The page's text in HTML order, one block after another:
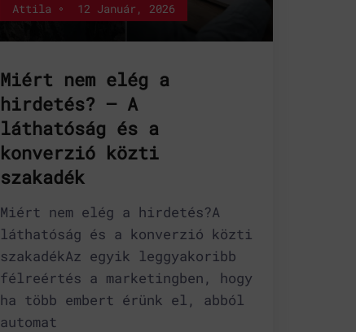
Attila 12 Január, 2026
Miért nem elég a
hirdetés? – A
láthatóság és a
konverzió közti
szakadék
Miért nem elég a hirdetés?A
láthatóság és a konverzió közti
szakadékAz egyik leggyakoribb
félreértés a marketingben, hogy
ha több embert érünk el, abból
automat